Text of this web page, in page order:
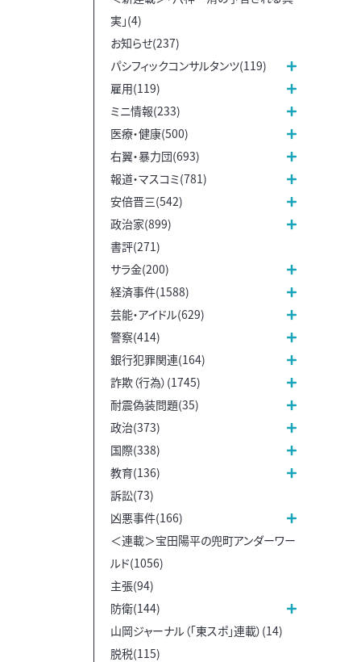
実」(4)
お知らせ(237)
パシフィックコンサルタンツ(119)
雇用(119)
ミニ情報(233)
医療・健康(500)
右翼・暴力団(693)
報道・マスコミ(781)
安倍晋三(542)
政治家(899)
書評(271)
サラ金(200)
経済事件(1588)
芸能・アイドル(629)
警察(414)
銀行犯罪関連(164)
詐欺（行為）(1745)
耐震偽装問題(35)
政治(373)
国際(338)
教育(136)
訴訟(73)
凶悪事件(166)
＜連載＞宝田陽平の兜町アンダーワー
ルド(1056)
主張(94)
防衛(144)
山岡ジャーナル（「東スポ」連載）(14)
脱税(115)